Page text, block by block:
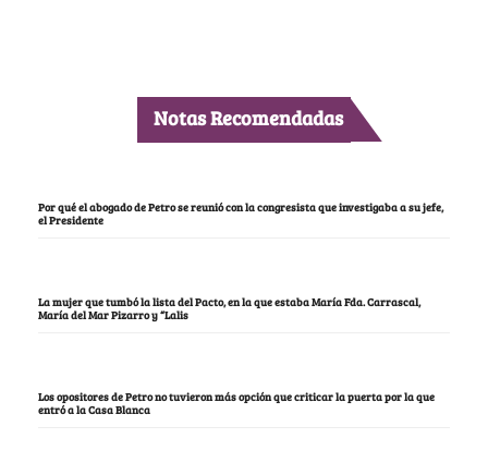
Notas Recomendadas
Por qué el abogado de Petro se reunió con la congresista que investigaba a su jefe,
el Presidente
La mujer que tumbó la lista del Pacto, en la que estaba María Fda. Carrascal,
María del Mar Pizarro y “Lalis
Los opositores de Petro no tuvieron más opción que criticar la puerta por la que
entró a la Casa Blanca